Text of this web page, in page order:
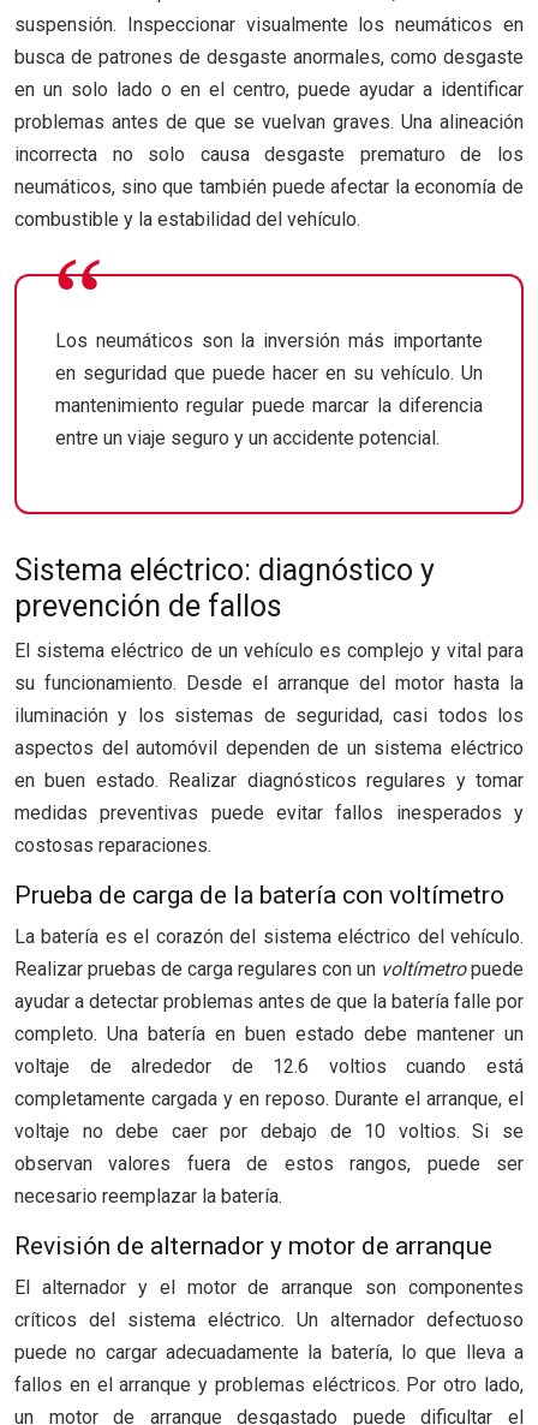
suspensión. Inspeccionar visualmente los neumáticos en
busca de patrones de desgaste anormales, como desgaste
en un solo lado o en el centro, puede ayudar a identificar
problemas antes de que se vuelvan graves. Una alineación
incorrecta no solo causa desgaste prematuro de los
neumáticos, sino que también puede afectar la economía de
combustible y la estabilidad del vehículo.
Los neumáticos son la inversión más importante
en seguridad que puede hacer en su vehículo. Un
mantenimiento regular puede marcar la diferencia
entre un viaje seguro y un accidente potencial.
Sistema eléctrico: diagnóstico y
prevención de fallos
El sistema eléctrico de un vehículo es complejo y vital para
su funcionamiento. Desde el arranque del motor hasta la
iluminación y los sistemas de seguridad, casi todos los
aspectos del automóvil dependen de un sistema eléctrico
en buen estado. Realizar diagnósticos regulares y tomar
medidas preventivas puede evitar fallos inesperados y
costosas reparaciones.
Prueba de carga de la batería con voltímetro
La batería es el corazón del sistema eléctrico del vehículo.
Realizar pruebas de carga regulares con un voltímetropuede
ayudar a detectar problemas antes de que la batería falle por
completo. Una batería en buen estado debe mantener un
voltaje de alrededor de 12.6 voltios cuando está
completamente cargada y en reposo. Durante el arranque, el
voltaje no debe caer por debajo de 10 voltios. Si se
observan valores fuera de estos rangos, puede ser
necesario reemplazar la batería.
Revisión de alternador y motor de arranque
El alternador y el motor de arranque son componentes
críticos del sistema eléctrico. Un alternador defectuoso
puede no cargar adecuadamente la batería, lo que lleva a
fallos en el arranque y problemas eléctricos. Por otro lado,
un motor de arranque desgastado puede dificultar el